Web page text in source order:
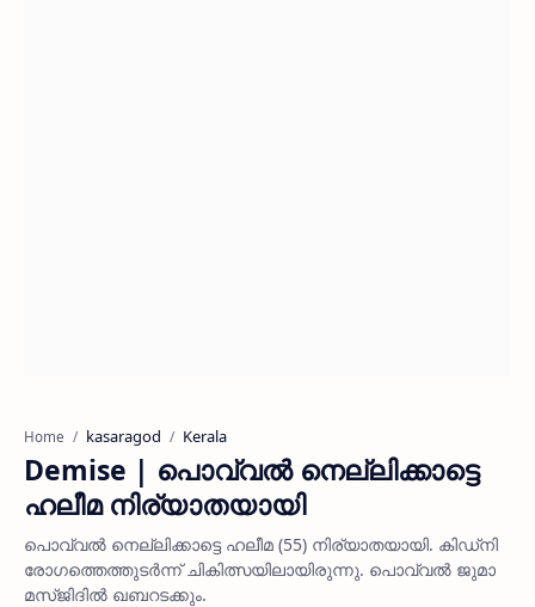
Home kasaragod Kerala
Demise | പൊവ്വൽ നെല്ലിക്കാട്ടെ
ഹലീമ നിര്യാതയായി
പൊവ്വൽ നെല്ലിക്കാട്ടെ ഹലീമ (55) നിര്യാതയായി. കിഡ്‌നി
രോഗത്തെത്തുടർന്ന് ചികിത്സയിലായിരുന്നു. പൊവ്വൽ ജുമാ
മസ്ജിദിൽ ഖബറടക്കും.